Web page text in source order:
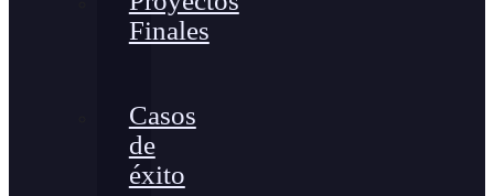
Finales
Casos
de
éxito